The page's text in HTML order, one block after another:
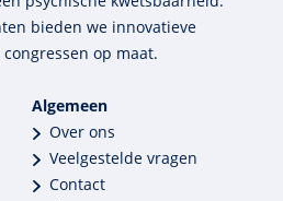
bieden we innova­tieve
op maat.
Algemeen
Over ons
Veelgestelde vragen
Contact